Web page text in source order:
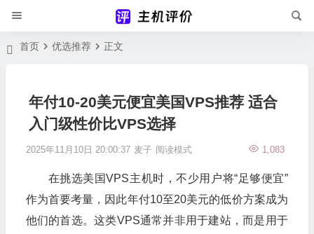
首页 优选推荐 正文
年付10-20美元便宜美国VPS推荐 适合
入门级性价比VPS选择
2025年11月10日 20:00:37 麦子 1,083
阅读模式
在挑选美国VPS主机时，不少用户将“足够便宜”
作为首要考量，因此年付10至20美元的低价方案成为
他们的首选。这类VPS通常并非用于建站，而是用于